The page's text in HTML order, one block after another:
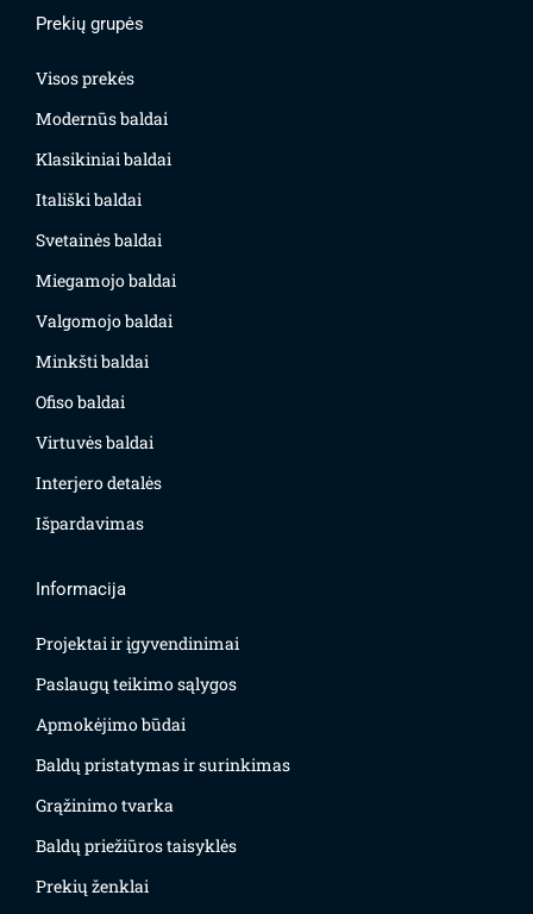
Prekių grupės
Visos prekės
Modernūs baldai
Klasikiniai baldai
Itališki baldai
Svetainės baldai
Miegamojo baldai
Valgomojo baldai
Minkšti baldai
Ofiso baldai
Virtuvės baldai
Interjero detalės
Išpardavimas
Informacija
Projektai ir įgyvendinimai
Paslaugų teikimo sąlygos
Apmokėjimo būdai
Baldų pristatymas ir surinkimas
Grąžinimo tvarka
Baldų priežiūros taisyklės
Prekių ženklai